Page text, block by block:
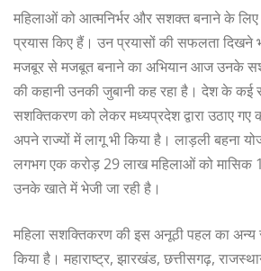
महिलाओं को आत्मनिर्भर और सशक्त बनाने के
प्रयास किए हैं। उन प्रयासों की सफलता दिखने
मजबूर से मजबूत बनाने का अभियान आज उनके
की कहानी उनकी जुबानी कह रहा है। देश के कई
सशक्तिकरण को लेकर मध्यप्रदेश द्वारा उठाए गए
अपने राज्यों में लागू भी किया है। लाड़ली बहना
लगभग एक करोड़ 29 लाख महिलाओं को मासिक
उनके खाते में भेजी जा रही है।
महिला सशक्तिकरण की इस अनूठी पहल का अन्य
किया है। महाराष्ट्र, झारखंड, छत्तीसगढ़,